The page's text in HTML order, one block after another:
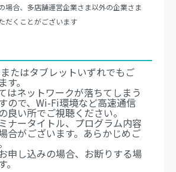
場合、多店舗運営企業さま以外の企業さま
だくことがございます
またはタブレットいずれでもご
。
はネットワークが落ちてしまう
ので、Wi-Fi環境など高速通信
良い所でご視聴ください。
ナータイトル、プログラム内容
合がございます。あらかじめご
申し込みの場合、お断りする場